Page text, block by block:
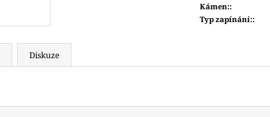
Kámen::
Typ zapínání::
R
M
Diskuze